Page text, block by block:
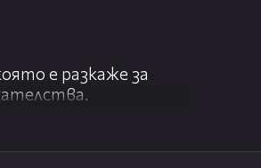
е разкаже за